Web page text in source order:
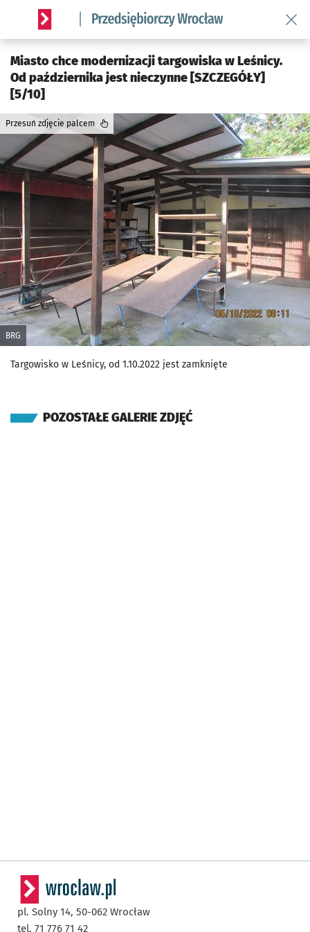
Serwis informacyjny wroclaw.pl podserwis: Strategia
Miasto chce modernizacji targowiska w Leśnicy.
Od października jest nieczynne [SZCZEGÓŁY]
[5/10]
BRG
Przesuń zdjęcie palcem
Targowisko w Leśnicy, od 1.10.2022 jest zamknięte
POZOSTAŁE GALERIE ZDJĘĆ
pl. Solny 14, 50-062 Wrocław
tel. 71 776 71 42